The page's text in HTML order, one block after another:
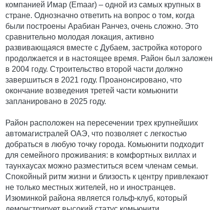
компанией Имар (Emaar) ‒ одной из самых крупных в
стране. Однозначно ответить на вопрос о том, когда
были построены Арабиан Ранчез, очень сложно. Это
сравнительно молодая локация, активно
развивающаяся вместе с Дубаем, застройка которого
продолжается и в настоящее время. Район был заложен
в 2004 году. Строительство второй части должно
завершиться в 2021 году. Проанонсировано, что
окончание возведения третей части комьюнити
запланировано в 2025 году.
Район расположен на пересечении трех крупнейших
автомагистралей ОАЭ, что позволяет с легкостью
добраться в любую точку города. Комьюнити подходит
для семейного проживания: в комфортных виллах и
таунхаусах можно разместиться всем членам семьи.
Спокойный ритм жизни и близость к центру привлекают
не только местных жителей, но и иностранцев.
Изюминкой района является гольф-клуб, который